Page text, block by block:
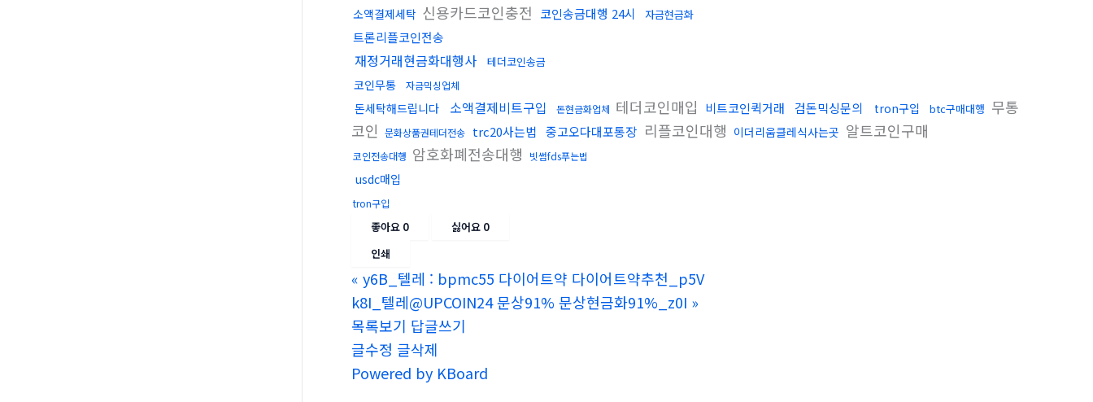
소액결제세탁 신용카드코인충전 코인송금대행 24시 자금현금화
트론리플코인전송
재정거래현금화대행사 테더코인송금
코인무통 자금믹싱업체
돈세탁해드립니다 소액결제비트구입 돈현금화업체 테더코인매입 비트코인퀵거래 검돈믹싱문의 tron구입 btc구매대행 무통
코인 문화상품권테더전송 trc20사는법 중고오다대포통장 리플코인대행 이더리움클레식사는곳 알트코인구매
코인전송대행 암호화폐전송대행 빗썸fds푸는법
usdc매입
tron구입
좋아요 0 싫어요 0
인쇄
« y6B_텔레 : bpmc55 다이어트약 다이어트약추천_p5V
k8I_텔레@UPCOIN24 문상91% 문상현금화91%_z0I »
목록보기 답글쓰기
글수정 글삭제
Powered by KBoard